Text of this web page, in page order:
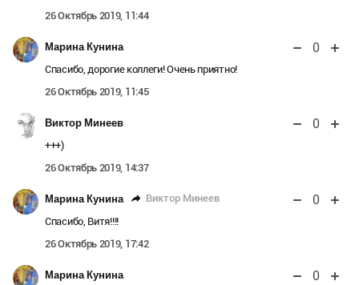
26 Октябрь 2019, 11:44
Марина Кунина 0
Спасибо, дорогие коллеги! Очень приятно!
26 Октябрь 2019, 11:45
Виктор Минеев 0
+++)
26 Октябрь 2019, 14:37
Марина Кунина Виктор Минеев 0
Спасибо, Витя!!!!
26 Октябрь 2019, 17:42
Марина Кунина 0